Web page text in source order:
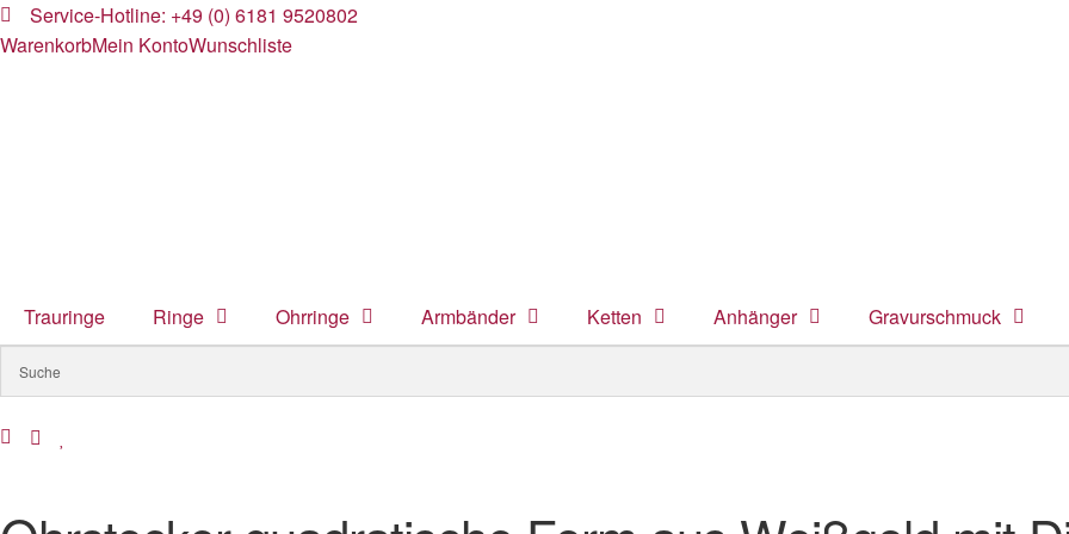
Service-Hotline: +49 (0) 6181 9520802
WarenkorbMein KontoWunschliste
Trauringe Ringe Ohrringe Armbänder Ketten Anhänger Gravurschmuck